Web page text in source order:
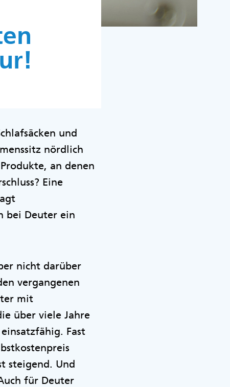
und
nördlich
an denen
Eine
bei Deuter ein
nicht darüber
vergangenen
mit
über viele Jahre
Fast
steigend. Und
für Deuter